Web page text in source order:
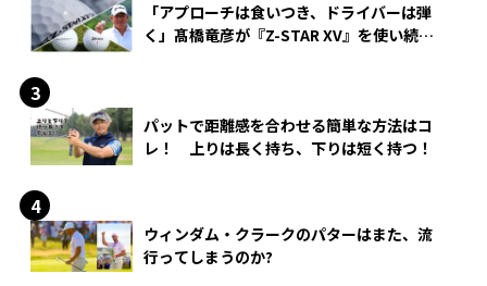
「アプローチは食いつき、ドライバーは弾
く」髙橋竜彦が『Z-STAR XV』を使い続け
パットで距離感を合わせる簡単な方法はコ
レ！ 上りは長く持ち、下りは短く持つ！
ウィンダム・クラークのパターはまた、流
行ってしまうのか?